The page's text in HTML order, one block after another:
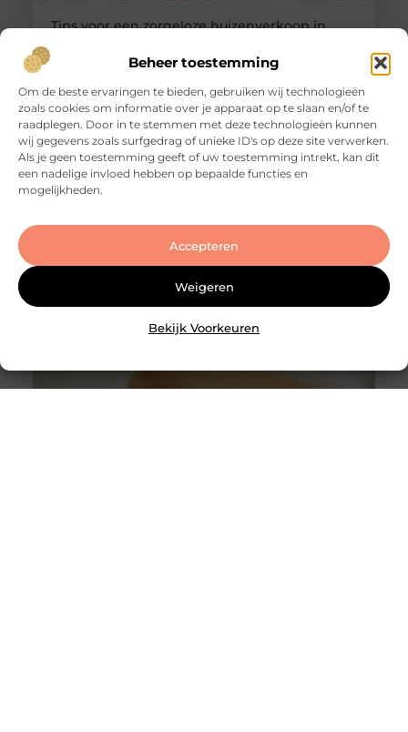
Beheer toestemming
Om de beste ervaringen te bieden, gebruiken wij technologieën
zoals cookies om informatie over je apparaat op te slaan en/of te
raadplegen. Door in te stemmen met deze technologieën kunnen
wij gegevens zoals surfgedrag of unieke ID's op deze site verwerken.
Als je geen toestemming geeft of uw toestemming intrekt, kan dit
een nadelige invloed hebben op bepaalde functies en
mogelijkheden.
Accepteren
Weigeren
Bekijk Voorkeuren
Tips voor een zorgeloze huizenverkoop in
Goed artikel? Deel hem dan op: Share on X (Twitter)
LinkedIn Share on Email Je huis verkopen in
Utrecht: dat klinkt eenvoudiger dan het in de
praktijk vaak is. De markt is dynamisch, de vraag is
groot en woningen wisselen regelmatig snel van
eigenaar. Maar dat betekent niet dat een
succesvolle transactie